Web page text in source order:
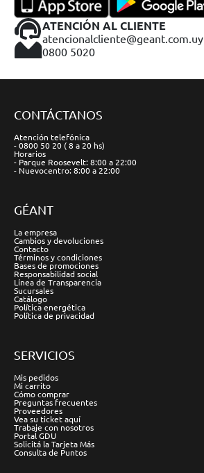
ATENCIÓN AL CLIENTE
atencionalcliente@geant.com.uy
0800 5020
CONTÁCTANOS
Atención telefónica
- 0800 50 20 ( 8 a 20 hs)
Horarios
- Parque Roosevelt: 8:00 a 22:00
- Nuevocentro: 8:00 a 22:00
GÉANT
La empresa
Cambios y devoluciones
Contacto
Términos y condiciones
Bases de promociones
Responsabilidad social
Línea de Transparencia
Sucursales
Catálogo
Política energética
Política de privacidad
SERVICIOS
Mis pedidos
Mi carrito
Cómo comprar
Preguntas frecuentes
Proveedores
Vea su ticket aquí
Trabaje con nosotros
Portal GDU
Solicitá la Tarjeta Más
Consulta de Puntos